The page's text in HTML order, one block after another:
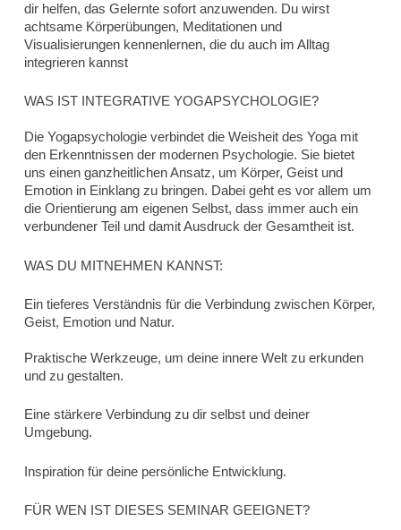
dir helfen, das Gelernte sofort anzuwenden. Du wirst
achtsame Körperübungen, Meditationen und
Visualisierungen kennenlernen, die du auch im Alltag
integrieren kannst
WAS IST INTEGRATIVE YOGAPSYCHOLOGIE?
Die Yogapsychologie verbindet die Weisheit des Yoga mit
den Erkenntnissen der modernen Psychologie. Sie bietet
uns einen ganzheitlichen Ansatz, um Körper, Geist und
Emotion in Einklang zu bringen. Dabei geht es vor allem um
die Orientierung am eigenen Selbst, dass immer auch ein
verbundener Teil und damit Ausdruck der Gesamtheit ist.
WAS DU MITNEHMEN KANNST:
Ein tieferes Verständnis für die Verbindung zwischen Körper,
Geist, Emotion und Natur.
Praktische Werkzeuge, um deine innere Welt zu erkunden
und zu gestalten.
Eine stärkere Verbindung zu dir selbst und deiner
Umgebung.
Inspiration für deine persönliche Entwicklung.
FÜR WEN IST DIESES SEMINAR GEEIGNET?